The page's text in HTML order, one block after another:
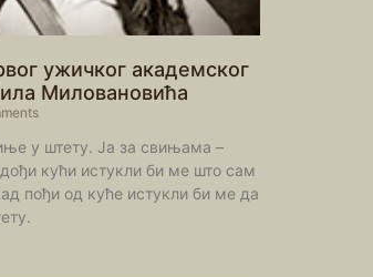
ужичког академског
Миловановића
у штету. Ја за свињама –
кући истукли би ме што сам
пођи од куће истукли би ме да